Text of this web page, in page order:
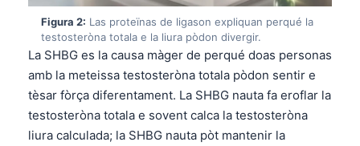
Figura 2: Las proteïnas de ligason expliquan perqué la
testosteròna totala e la liura pòdon divergir.
La SHBG es la causa màger de perqué doas personas
amb la meteissa testosteròna totala pòdon sentir e
tèsar fòrça diferentament. La SHBG nauta fa eroflar la
testosteròna totala e sovent calca la testosteròna
liura calculada; la SHBG nauta pòt mantenir la